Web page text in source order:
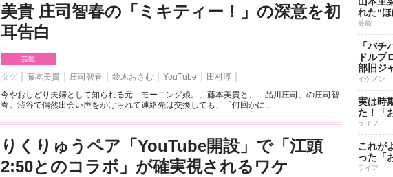
美貴 庄司智春の「ミキティー！」の深意を初
耳告白
芸能
タグ 藤本美貴 庄司智春 鈴木おさむ YouTube
田村淳
今やおしどり夫婦として知られる元「モーニング娘。」藤本美貴と、「品川庄司」の庄司智
春。渋谷で偶然出会い声をかけられて連絡先は交換しても、「何回かに...
りくりゅうペア「YouTube開設」で「江頭
2:50とのコラボ」が確実視されるワケ
れた“
芸能
「バ
ドルプ
部旧ジ
イケメン
実は時
た！「
ライフ
これが
った「
ライフ